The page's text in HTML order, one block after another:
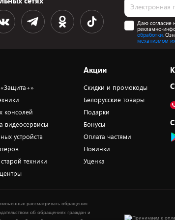
Даю согласие
рекламно-
обработки.
механизмом
консолей
видеосервисы
устройств
техники
Акции
Скидки и промокоды
Белорусские товары
Подарки
Бонусы
Оплата частями
Новинки
Уценка
рассматривать обращения
об обращениях граждан и